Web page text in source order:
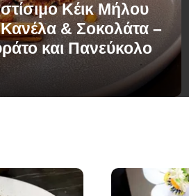
Κέικ Μήλου
& Σοκολάτα –
και Πανεύκολο